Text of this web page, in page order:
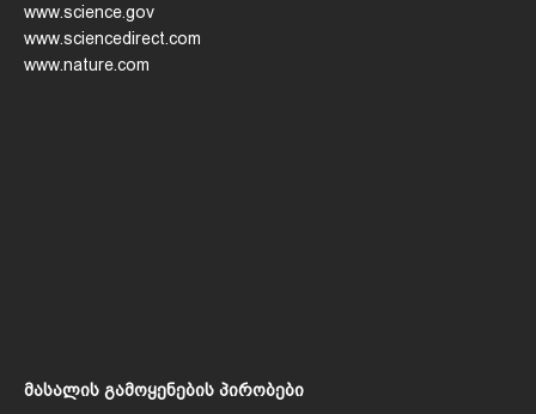
www.science.gov
www.sciencedirect.com
www.nature.com
მასალის გამოყენების პირობები